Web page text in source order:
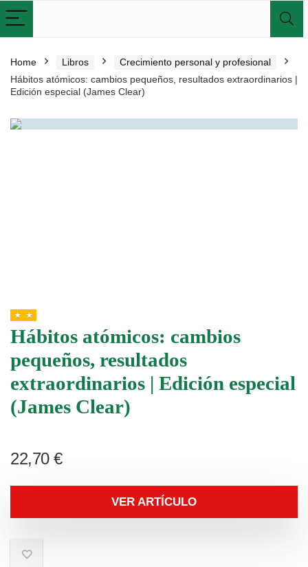
Home Libros
Crecimiento personal y profesional
Hábitos atómicos: cambios pequeños, resultados extraordinarios |
Edición especial (James Clear)
Hábitos atómicos: cambios
pequeños, resultados
extraordinarios | Edición especial
(James Clear)
22,70 €
VER ARTÍCULO